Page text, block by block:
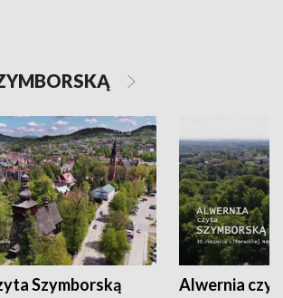
Szymborską Alwernia